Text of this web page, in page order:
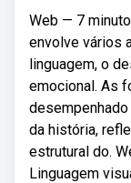
Web — 7
envolve vários
linguagem, o
emocional. As
da história,
estrutural do.
Linguagem